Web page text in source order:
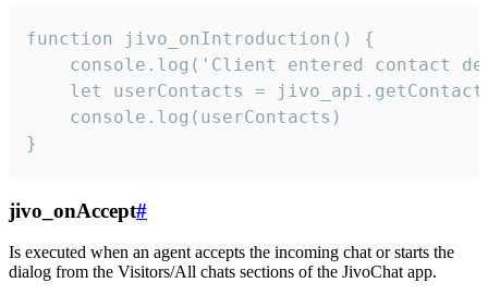
function jivo_onIntroduction() {
console.log('Client entered contact
let userContacts =
    console.log(userContacts)
}
jivo_onAccept#
Is executed when an agent accepts the incoming chat or starts the
dialog from the Visitors/All chats sections of the JivoChat app.